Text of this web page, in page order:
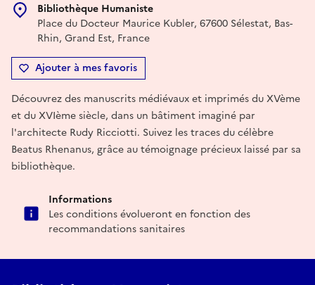
Bibliothèque Humaniste
Place du Docteur Maurice Kubler, 67600 Sélestat, Bas-
Rhin, Grand Est, France
Ajouter à mes favoris
Découvrez des manuscrits médiévaux et imprimés du XVème
et du XVIème siècle, dans un bâtiment imaginé par
l'architecte Rudy Ricciotti. Suivez les traces du célèbre
Beatus Rhenanus, grâce au témoignage précieux laissé par sa
bibliothèque.
Informations
Les conditions évolueront en fonction des
recommandations sanitaires